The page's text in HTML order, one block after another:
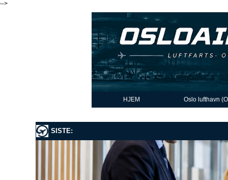
-->
HJEM Oslo lufthavn
SISTE: